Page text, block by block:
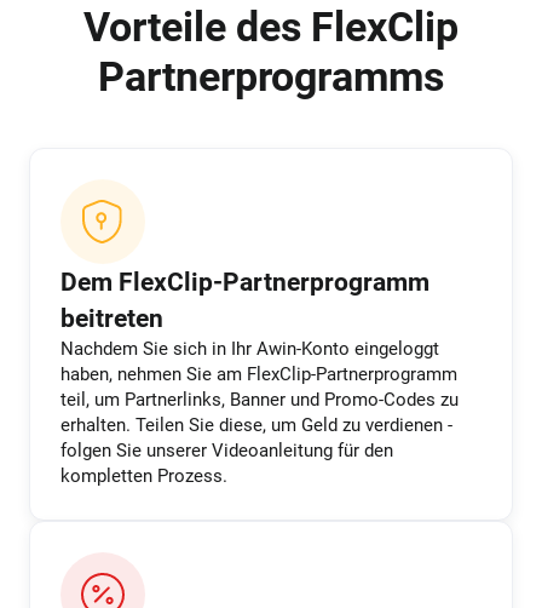
Vorteile des FlexClip
Partnerprogramms
Dem FlexClip-Partnerprogramm
beitreten
Nachdem Sie sich in Ihr Awin-Konto eingeloggt
haben, nehmen Sie am FlexClip-Partnerprogramm
teil, um Partnerlinks, Banner und Promo-Codes zu
erhalten. Teilen Sie diese, um Geld zu verdienen -
folgen Sie unserer Videoanleitung für den
kompletten Prozess.